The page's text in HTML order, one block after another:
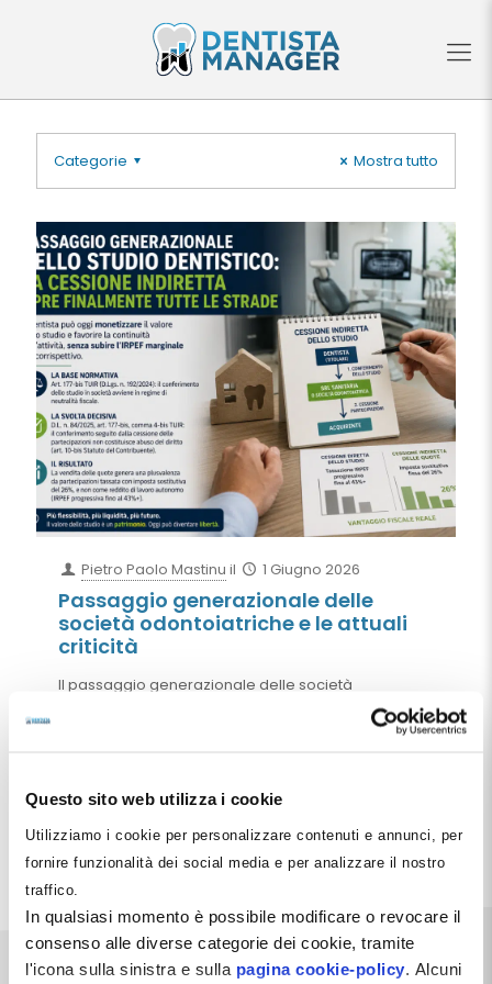
Questo sito web utilizza i cookie
Utilizziamo i cookie per personalizzare contenuti e annunci, per
fornire funzionalità dei social media e per analizzare il nostro
traffico.
In qualsiasi momento è possibile modificare o revocare il
consenso alle diverse categorie dei cookie, tramite
l'icona sulla sinistra e sulla pagina cookie-policy . Alcuni
Categorie Mostra tutto
Pietro Paolo Mastinu il 1 Giugno 2026
Passaggio generazionale delle
società odontoiatriche e le attuali
criticità
Il passaggio generazionale delle società
odontoiatriche non coincide con la semplice
trasmissione delle quote agli eredi. Le recenti
soggetto che eserciterà il controllo della società e
garantirà la continuità dell'impresa.
Leggi tutto